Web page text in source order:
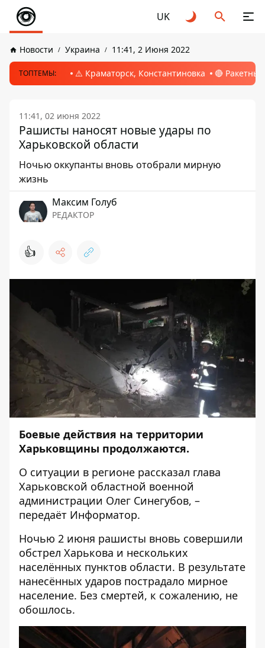
UK
Новости Украина 11:41, 2 Июня 2022
ТОПТЕМЫ: ⚠️ Краматорск, Константиновка 🔴
11:41, 02 июня 2022
Рашисты наносят новые удары по
Харьковской области
Ночью оккупанты вновь отобрали мирную
жизнь
Максим Голуб
РЕДАКТОР
👍
Боевые действия на территории
Харьковщины продолжаются.
О ситуации в регионе рассказал глава
Харьковской областной военной
администрации Олег Синегубов, –
передаёт Информатор.
Ночью 2 июня рашисты вновь совершили
обстрел Харькова и нескольких
населённых пунктов области. В результате
нанесённых ударов пострадало мирное
население. Без смертей, к сожалению, не
обошлось.